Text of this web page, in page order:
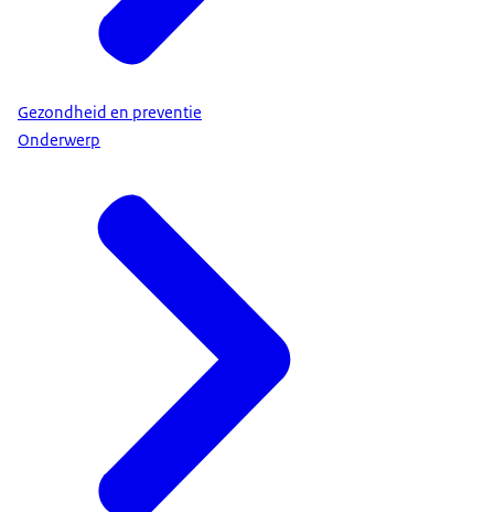
Gezondheid en preventie
Onderwerp